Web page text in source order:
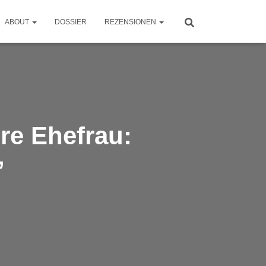
ABOUT DOSSIER REZENSIONEN
Ehefrau: